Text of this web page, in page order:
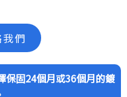
們
保固24個月或36個月的鍍